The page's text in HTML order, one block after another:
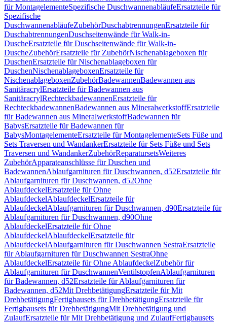
für MontagelementeSpezifische DuschwannenabläufeErsatzteile für
Spezifische
DuschwannenabläufeZubehörDuschabtrennungenErsatzteile für
DuschabtrennungenDuschseitenwände für Walk-in-
DuscheErsatzteile für Duschseitenwände für Walk-in-
DuscheZubehörErsatzteile für ZubehörNischenablageboxen für
DuschenErsatzteile für Nischenablageboxen für
DuschenNischenablageboxenErsatzteile für
NischenablageboxenZubehörBadewannenBadewannen aus
SanitäracrylErsatzteile für Badewannen aus
SanitäracrylRechteckbadewannenErsatzteile für
RechteckbadewannenBadewannen aus MineralwerkstoffErsatzteile
für Badewannen aus MineralwerkstoffBadewannen für
BabysErsatzteile für Badewannen für
BabysMontagelementeErsatzteile für MontagelementeSets Füße und
Sets Traversen und WandankerErsatzteile für Sets Füße und Sets
Traversen und WandankerZubehörReparatursetsWeiteres
ZubehörApparateanschlüsse für Duschen und
BadewannenAblaufgarnituren für Duschwannen, d52Ersatzteile für
Ablaufgarnituren für Duschwannen, d52Ohne
AblaufdeckelErsatzteile für Ohne
AblaufdeckelAblaufdeckelErsatzteile für
AblaufdeckelAblaufgarnituren für Duschwannen, d90Ersatzteile für
Ablaufgarnituren für Duschwannen, d90Ohne
AblaufdeckelErsatzteile für Ohne
AblaufdeckelAblaufdeckelErsatzteile für
AblaufdeckelAblaufgarnituren für Duschwannen SestraErsatzteile
für Ablaufgarnituren für Duschwannen SestraOhne
AblaufdeckelErsatzteile für Ohne AblaufdeckelZubehör für
Ablaufgarnituren für DuschwannenVentilstopfenAblaufgarnituren
für Badewannen, d52Ersatzteile für Ablaufgarnituren für
Badewannen, d52Mit DrehbetätigungErsatzteile für Mit
DrehbetätigungFertigbausets für DrehbetätigungErsatzteile für
Fertigbausets für DrehbetätigungMit Drehbetätigung und
ZulaufErsatzteile für Mit Drehbetätigung und ZulaufFertigbausets